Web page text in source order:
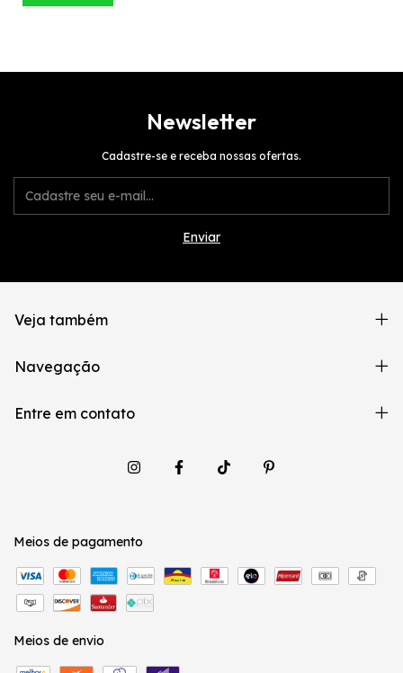
Newsletter
Cadastre-se e receba nossas ofertas.
Veja também
Navegação
Entre em contato
Meios de pagamento
Meios de envio